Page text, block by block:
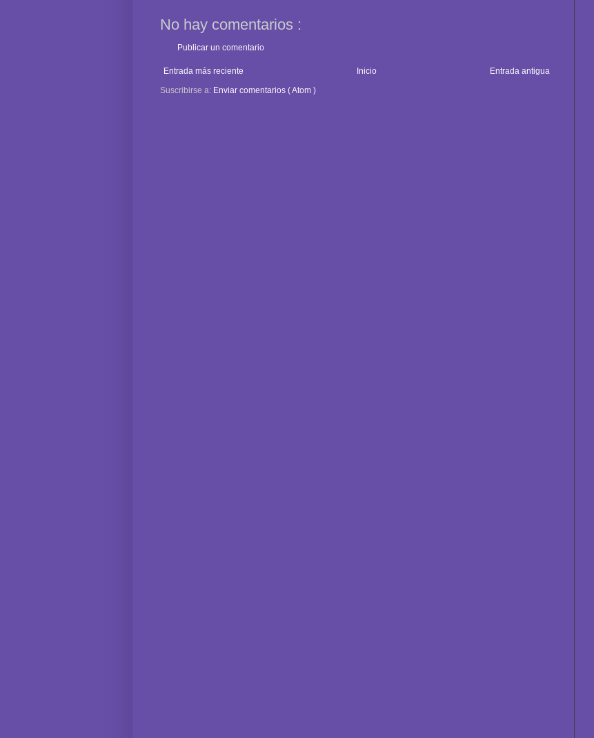
No hay comentarios :
Publicar un comentario
Entrada más reciente Entrada antigua
Inicio
Suscribirse a: Enviar comentarios ( Atom )